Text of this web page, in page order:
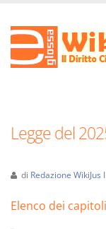
Legge del
di Redazione WikiJus I
Elenco dei capitoli